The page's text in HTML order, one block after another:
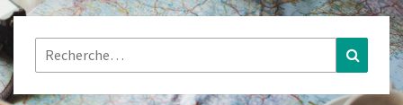
Rechercher :